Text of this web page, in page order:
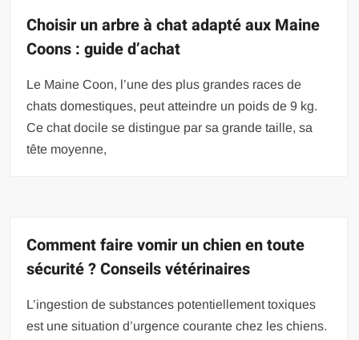
Choisir un arbre à chat adapté aux Maine
Coons : guide d’achat
Le Maine Coon, l’une des plus grandes races de
chats domestiques, peut atteindre un poids de 9 kg.
Ce chat docile se distingue par sa grande taille, sa
tête moyenne,
Comment faire vomir un chien en toute
sécurité ? Conseils vétérinaires
L’ingestion de substances potentiellement toxiques
est une situation d’urgence courante chez les chiens.